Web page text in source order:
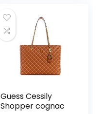
Guess Cessily
Shopper cognac